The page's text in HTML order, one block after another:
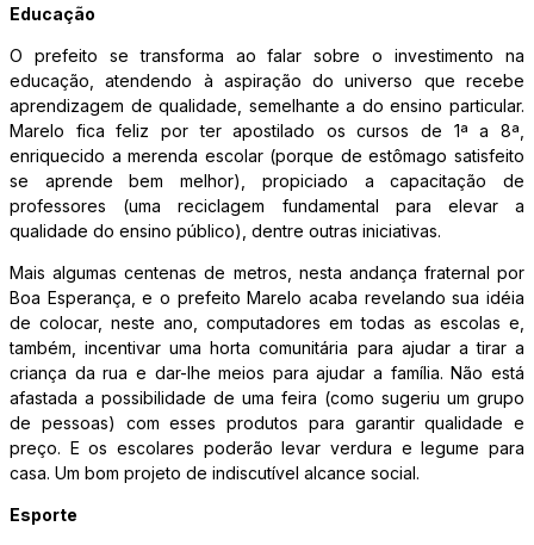
Educação
O prefeito se transforma ao falar sobre o investimento na
educação, atendendo à aspiração do universo que recebe
aprendizagem de qualidade, semelhante a do ensino particular.
Marelo fica feliz por ter apostilado os cursos de 1ª a 8ª,
enriquecido a merenda escolar (porque de estômago satisfeito
se aprende bem melhor), propiciado a capacitação de
professores (uma reciclagem fundamental para elevar a
qualidade do ensino público), dentre outras iniciativas.
Mais algumas centenas de metros, nesta andança fraternal por
Boa Esperança, e o prefeito Marelo acaba revelando sua idéia
de colocar, neste ano, computadores em todas as escolas e,
também, incentivar uma horta comunitária para ajudar a tirar a
criança da rua e dar-lhe meios para ajudar a família. Não está
afastada a possibilidade de uma feira (como sugeriu um grupo
de pessoas) com esses produtos para garantir qualidade e
preço. E os escolares poderão levar verdura e legume para
casa. Um bom projeto de indiscutível alcance social.
Esporte